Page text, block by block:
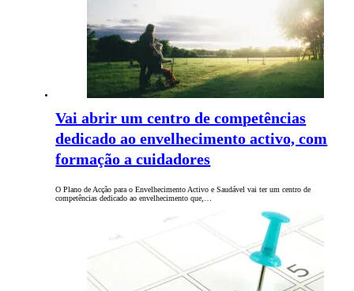
Vai abrir um centro de competências
dedicado ao envelhecimento activo, com
formação a cuidadores
O Plano de Acção para o Envelhecimento Activo e Saudável vai ter um centro de
competências dedicado ao envelhecimento que,…